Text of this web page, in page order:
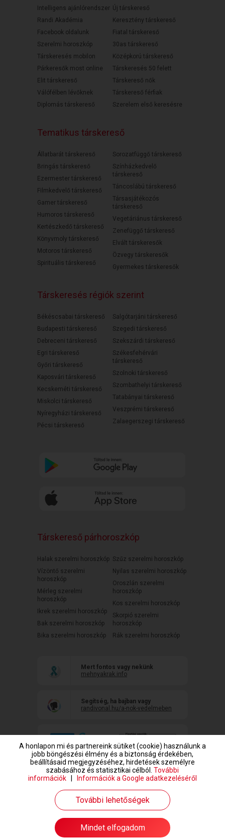
Intelligens ajánlórendszer
Randi Akadémia
Facebook oldalunk
Szerelmi horoszkóp
Társkeresés mobilon
Párkeresők most online
Elit társkereső
Válófélben lévőknek
Diplomás társkereső
Új társkereső
Keresztény társkereső
Fiatal társkereső
30as társkereső
Középkorú társkereső
Társkeresés 50 felett
Társkereső nők
Társkereső férfiak
Szerelem első keresésre
Tematikus társkereső
Állatbarát társkereső
Bringás társkereső
Ezermester társkereső
Filmkedvelő társkereső
Gamer társkereső
Humoros társkereső
Kertészkedő társkereső
Könyvmoly társkereső
Motoros társkereső
Spirituális társkereső
Sorozatfüggő társkereső
Színházkedvelő
társkereső
Táncoslábú társkereső
Társasjátékozós
társkereső
Vegetáriánus társkereső
Zenefüggő társkereső
Elvált társkeresők
Özvegy társkeresők
Gyermekes társkeresők
Társkeresés régiók szerint
Békéscsabai társkereső
Budapesti társkereső
Debreceni társkereső
Egri társkereső
Győri társkereső
Kaposvári társkereső
Kecskeméti társkereső
Miskolci társkereső
Nyíregyházi társkereső
Pécsi társkereső
Salgótarjáni társkereső
Szegedi társkereső
Szekszárdi társkereső
Székesfehérvári
társkereső
Szolnoki társkereső
Szombathelyi társkereső
Tatabányai társkereső
Veszprémi társkereső
Zalaegerszegi társkereső
Társkereső párhoroszkóp
Halak szerelmi horoszkóp
Vízöntő szerelmi
horoszkóp
Mérleg szerelmi
horoszkóp
Ikrek szerelmi horoszkóp
Bak szerelmi horoszkóp
Bika szerelmi horoszkóp
Szűz szerelmi horoszkóp
Nyilas szerelmi horoszkóp
Oroszlán szerelmi
horoszkóp
Kos szerelmi horoszkóp
Skorpió szerelmi
horoszkóp
Rák szerelmi horoszkóp
Mert fontos vagy nekünk
mehnyakrak.info
Segítség, ha bajban vagy
randivonal.hu/a-nok-vedelmeben
www.randivonal.hu © Copyright 1999-2026 Dating Central Europe Zrt.
A honlapon mi és partnereink sütiket (cookie) használunk a
jobb böngészési élmény és a biztonság érdekében,
beállításaid megjegyzéséhez, hirdetések személyre
szabásához és statisztikai célból. További
információk
Információk a Google adatkezeléséről
További lehetőségek
Mindet elfogadom